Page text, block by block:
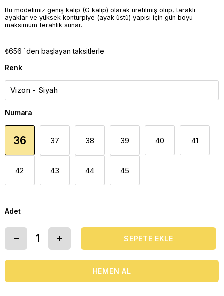
Bu modelimiz geniş kalıp (G kalıp) olarak üretilmiş olup, taraklı
ayaklar ve yüksek konturpiye (ayak üstü) yapısı için gün boyu
maksimum ferahlık sunar.
₺656 `den başlayan taksitlerle
Renk
Numara
36 37 38 39 40 41
42 43 44 45
Adet